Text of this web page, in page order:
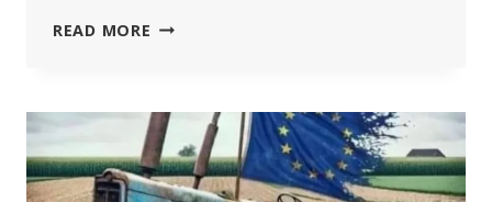
READ MORE ŠOKANTNA
MILIJONI
PREKOMERNIH
SMRTI
V